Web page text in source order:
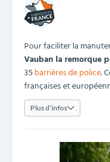
Pour faciliter la
Vauban la remorque
35barrières de police.
françaises et
Plus d'infos